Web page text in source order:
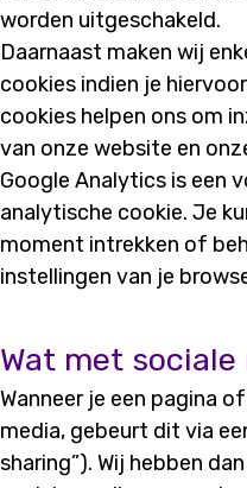
worden uitgeschakeld.
Daarnaast maken wij
cookies indien je
cookies helpen ons om
van onze website en
Google Analytics is een
analytische cookie. Je
moment intrekken of
instellingen van je
Wat met sociale
Wanneer je een pagina
media, gebeurt dit via
sharing”). Wij hebben